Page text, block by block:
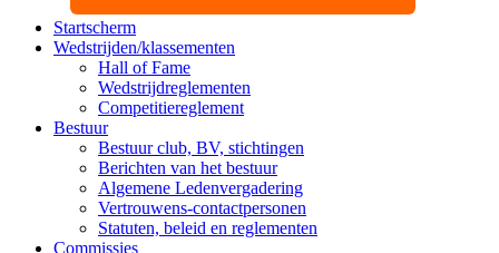
Startscherm
Wedstrijden/klassementen
Hall of Fame
Wedstrijdreglementen
Competitiereglement
Bestuur
Bestuur club, BV, stichtingen
Berichten van het bestuur
Algemene Ledenvergadering
Vertrouwens-contactpersonen
Statuten, beleid en reglementen
Commissies